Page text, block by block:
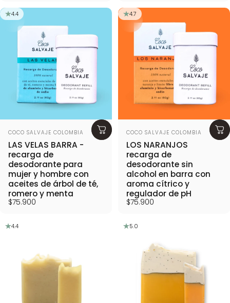
4.4
Proveedor:
COCO SALVAJE COLOMBIA
LAS VELAS BARRA -
recarga de
desodorante para
mujer y hombre con
aceites de árbol de té,
romero y menta
$75.900
4.7
Proveedor:
COCO SALVAJE COLOMBIA
LOS NARANJOS
recarga de
desodorante sin
alcohol en barra con
aroma cítrico y
regulador de pH
$75.900
4.4 5.0